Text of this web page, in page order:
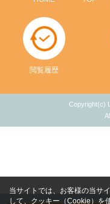
閲覧履歴
Copyright(c)
当サイトでは、お客様の当サ
して、クッキー（Cookie）を